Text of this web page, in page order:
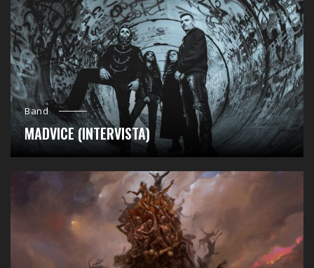
Band
MADVICE (INTERVISTA)